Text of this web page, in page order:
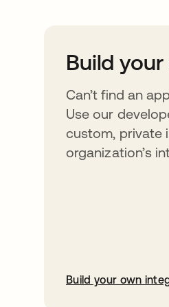
Build
Can’t find an
Use our
custom, private
organization’s
Build your own